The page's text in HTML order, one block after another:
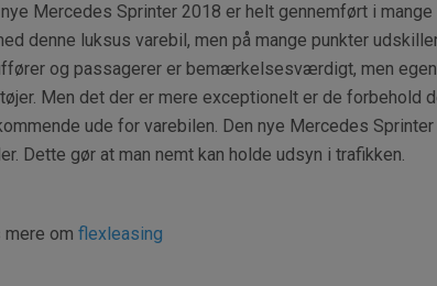
nye Mercedes Sprinter 2018 er helt gennemført i
denne luksus varebil, men på mange punkter
og passagerer er bemærkelsesværdigt, men
Men det der er mere exceptionelt er de forbehold
ude for varebilen. Den nye Mercedes
Dette gør at man nemt kan holde udsyn i trafikken.
om flexleasing